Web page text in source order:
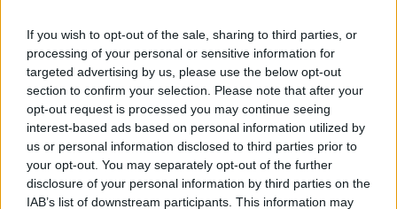
If you wish to opt-out of the sale, sharing to third parties, or
processing of your personal or sensitive information for
targeted advertising by us, please use the below opt-out
section to confirm your selection. Please note that after your
opt-out request is processed you may continue seeing
interest-based ads based on personal information utilized by
us or personal information disclosed to third parties prior to
your opt-out. You may separately opt-out of the further
disclosure of your personal information by third parties on the
IAB’s list of downstream participants. This information may